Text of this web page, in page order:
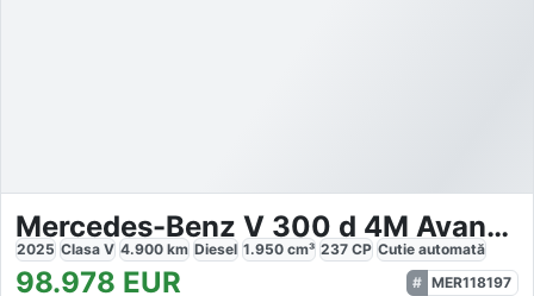
Mercedes-Benz V 300 d 4M Avantgarde Lang AMG
2025 Clasa V 4.900 km Diesel 1.950 cm³ 237 CP Cutie automată
98.978 EUR
MER118197